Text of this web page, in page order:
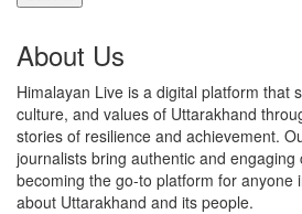
About Us
Himalayan Live is a digital platform that
culture, and values of Uttarakhand
stories of resilience and achievement.
journalists bring authentic and
becoming the go-to platform for anyone
about Uttarakhand and its people.